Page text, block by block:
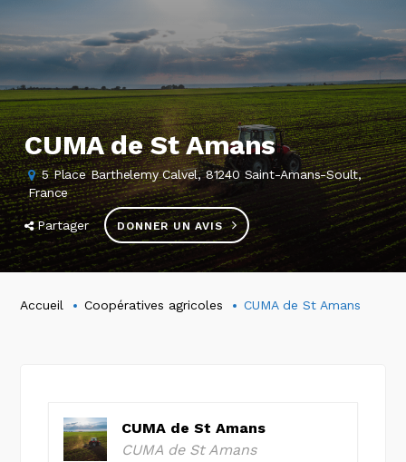
CUMA de St Amans
5 Place Barthelemy Calvel, 81240 Saint-Amans-Soult,
France
Partager DONNER UN AVIS
Accueil Coopératives agricoles CUMA de St Amans
CUMA de St Amans
CUMA de St Amans